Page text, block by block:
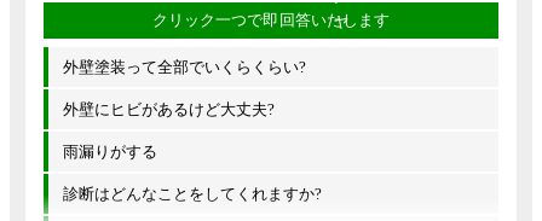
外壁塗装って全部でいくらくらい?
外壁にヒビがあるけど大丈夫?
雨漏りがする
診断はどんなことをしてくれますか?